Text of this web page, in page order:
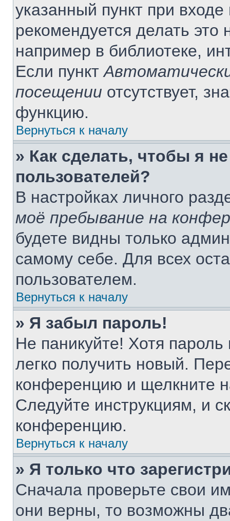
указанный пункт при
рекомендуется делать
например в библиотеке,
Если пункт
посещении отсутствует,
функцию.
Вернуться к началу
» Как сделать, чтобы я
пользователей?
В настройках личного
моё пребывание на
будете видны только
самому себе. Для всех
пользователем.
Вернуться к началу
» Я забыл пароль!
Не паникуйте! Хотя
легко получить новый.
конференцию и щелкните
Следуйте инструкциям, и
конференцию.
Вернуться к началу
» Я только что
Сначала проверьте свои
они верны, то возможны